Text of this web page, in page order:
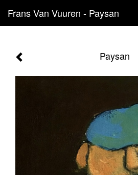
Frans Van Vuuren - Paysan
Paysan